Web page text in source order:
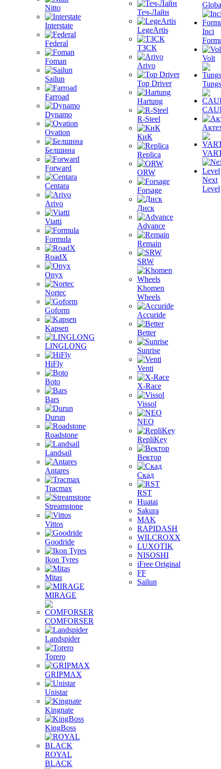
Nitto
Interstate
Federal
Foman
Sailun
Farroad
Dynamo
Ovation
Белшина
Forward
Centara
Arivo
Viatti
Formula
RoadX
Onyx
Nortec
Goform
Kapsen
LINGLONG
HiFly
Boto
Bars
Durun
Roadstone
Landsail
Antares
Tracmax
Streamstone
Vittos
Goodride
Ikon Tyres
Mitas
MIRAGE
COMFORSER
Landspider
Torero
GRIPMAX
Unistar
Kingnate
KingBoss
ROYAL
BLACK
Теч-Лайн
LegeArtis
ТЗСК
Arivo
Top Driver
Hartung
R-Steel
КиК
Replica
ORW
Forsage
Диск
Advance
Remain
SRW
Khomen
Wheels
Accuride
Better
Sunrise
Venti
X-Race
Vissol
NEO
RepliKey
Вектор
Скад
RST
Huatai
Sakura
MAK
RAPIDASH
WILCROXX
LUXOTIK
NISOSHI
iFree Original
FF
Sailun
Inci
Volt
Next
Level